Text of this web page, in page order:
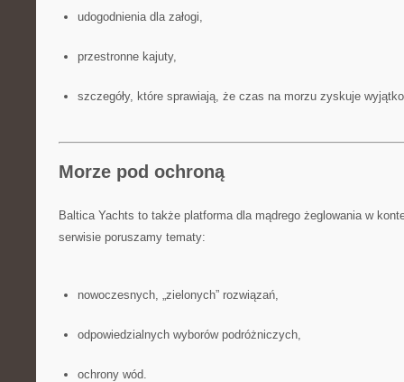
udogodnienia dla załogi,
przestronne kajuty,
szczegóły, które sprawiają, że czas na morzu zyskuje
Morze pod ochroną
Baltica Yachts to także platforma dla mądrego żeglowania w
serwisie poruszamy tematy:
nowoczesnych, „zielonych” rozwiązań,
odpowiedzialnych wyborów podróżniczych,
ochrony wód.